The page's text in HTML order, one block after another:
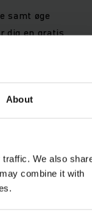
About
We also
combine it with
samt øge
dig en gratis